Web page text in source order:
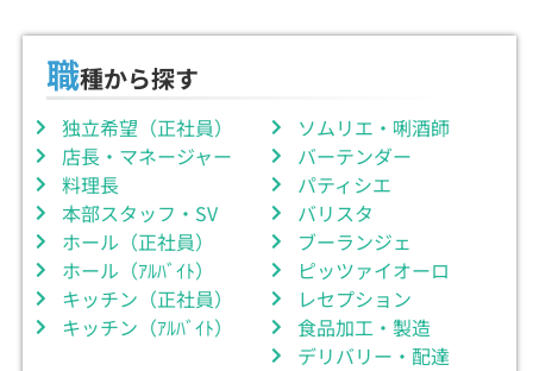
職種から探す
独立希望（正社員）
店長・マネージャー
料理長
本部スタッフ・SV
ホール（正社員）
ホール（ｱﾙﾊﾞｲﾄ）
キッチン（正社員）
キッチン（ｱﾙﾊﾞｲﾄ）
ソムリエ・唎酒師
バーテンダー
パティシエ
バリスタ
ブーランジェ
ピッツァイオーロ
レセプション
食品加工・製造
デリバリー・配達